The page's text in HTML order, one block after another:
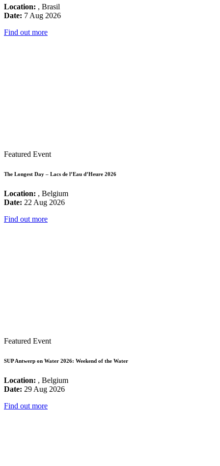
Location: , Brasil
Date: 7 Aug 2026
Find out more
Featured Event
The Longest Day – Lacs de l’Eau d’Heure 2026
Location: , Belgium
Date: 22 Aug 2026
Find out more
Featured Event
SUP Antwerp on Water 2026: Weekend of the Water
Location: , Belgium
Date: 29 Aug 2026
Find out more